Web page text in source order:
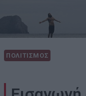
ΠΟΛΙΤΙΣΜΟΣ